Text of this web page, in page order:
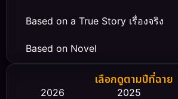
Based on a True Story เรื่องจริง
Based on Novel
Biography ชีวิตจริงเลือกดูตามปีที่ฉาย
2026 2025